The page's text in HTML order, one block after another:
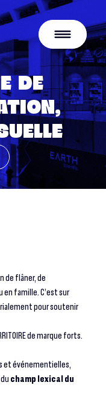
DE
de flâner, de
en famille. C’est sur
pour soutenir
de marque forts.
et événementielles,
champ lexical du